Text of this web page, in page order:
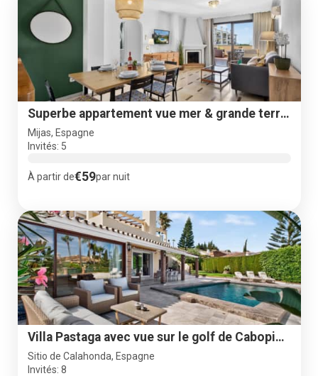
Superbe appartement vue mer & grande terrasse
Mijas, Espagne
Invités: 5
À partir de€59par nuit
Villa Pastaga avec vue sur le golf de Cabopino, Marbella
Sitio de Calahonda, Espagne
Invités: 8